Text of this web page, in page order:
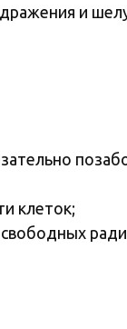
и
клеток;